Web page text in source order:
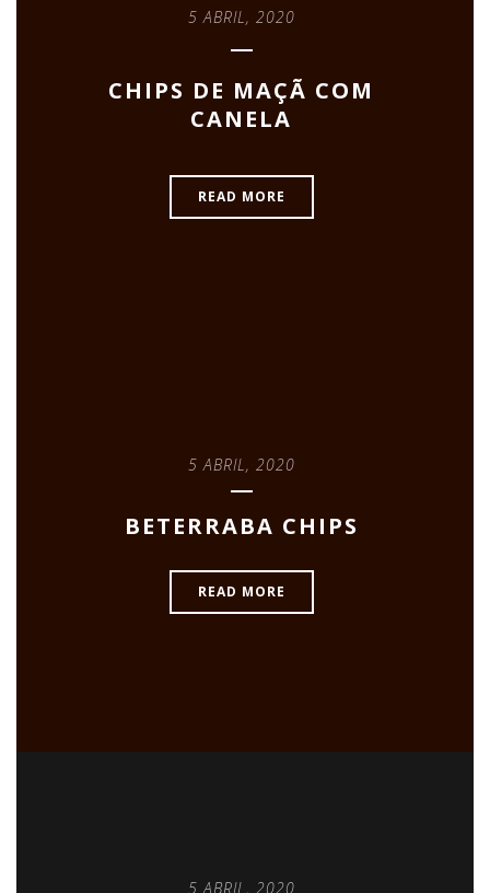
5 ABRIL, 2020
CHIPS DE MAÇÃ COM
CANELA
READ MORE
5 ABRIL, 2020
BETERRABA CHIPS
READ MORE
5 ABRIL, 2020